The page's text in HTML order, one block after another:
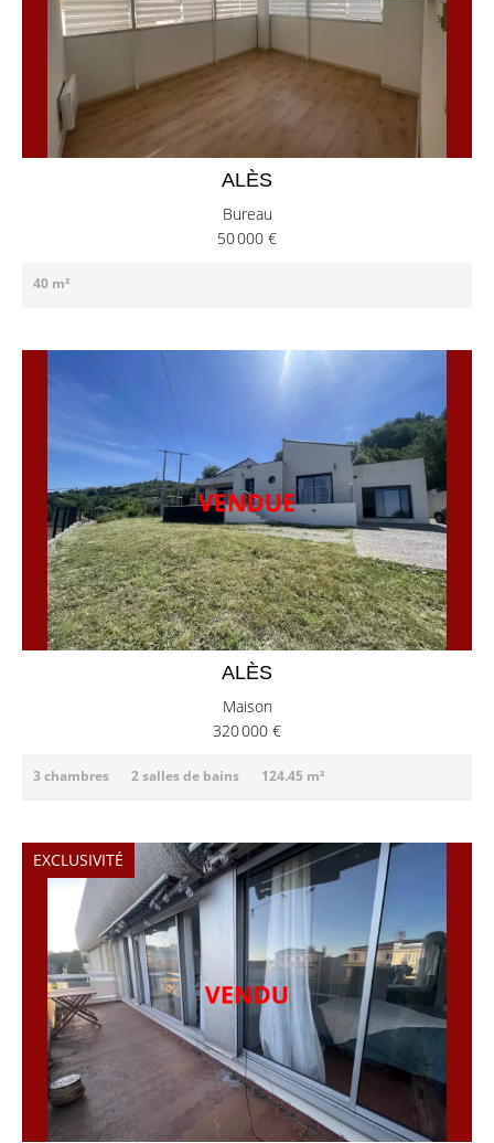
ALÈS
Bureau
50 000 €
40 m²
ALÈS
Maison
320 000 €
3 chambres 2 salles de bains 124.45 m²
EXCLUSIVITÉ